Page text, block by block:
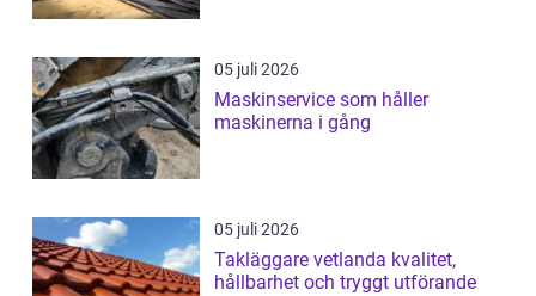
05 juli 2026
Maskinservice som håller
maskinerna i gång
05 juli 2026
Takläggare vetlanda kvalitet,
hållbarhet och tryggt utförande